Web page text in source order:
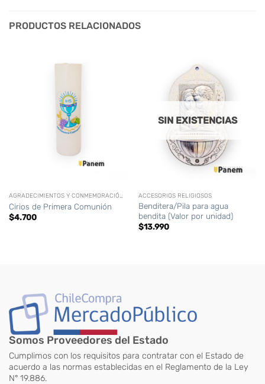
PRODUCTOS RELACIONADOS
AGRADECIMIENTOS Y CONMEMORACIÓN (DIFUNTOS)
Cirios de Primera Comunión
$4.700
SIN EXISTENCIAS
ACCESORIOS RELIGIOSOS
Benditera/Pila para agua
bendita (Valor por unidad)
$13.990
Somos Proveedores del Estado
Cumplimos con los requisitos para contratar con el Estado de
acuerdo a las normas establecidas en el Reglamento de la Ley
N° 19.886.